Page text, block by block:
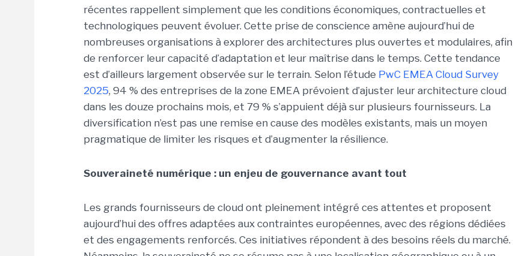
récentes rappellent simplement que les conditions économiques, contractuelles et
technologiques peuvent évoluer. Cette prise de conscience amène aujourd’hui de
nombreuses organisations à explorer des architectures plus ouvertes et modulaires, afin
de renforcer leur capacité d’adaptation et leur maîtrise dans le temps. Cette tendance
est d’ailleurs largement observée sur le terrain. Selon l’étude PwC EMEA Cloud Survey
2025, 94 % des entreprises de la zone EMEA prévoient d’ajuster leur architecture cloud
dans les douze prochains mois, et 79 % s’appuient déjà sur plusieurs fournisseurs. La
diversification n’est pas une remise en cause des modèles existants, mais un moyen
pragmatique de limiter les risques et d’augmenter la résilience.
Souveraineté numérique : un enjeu de gouvernance avant tout
Les grands fournisseurs de cloud ont pleinement intégré ces attentes et proposent
aujourd’hui des offres adaptées aux contraintes européennes, avec des régions dédiées
et des engagements renforcés. Ces initiatives répondent à des besoins réels du marché.